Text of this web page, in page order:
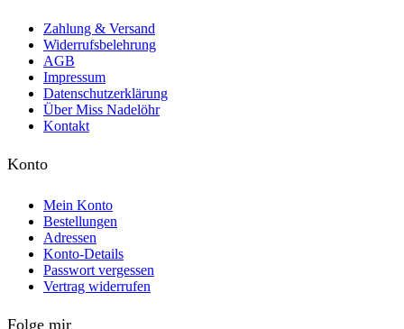
Zahlung & Versand
Widerrufsbelehrung
AGB
Impressum
Datenschutzerklärung
Über Miss Nadelöhr
Kontakt
Konto
Mein Konto
Bestellungen
Adressen
Konto-Details
Passwort vergessen
Vertrag widerrufen
Folge mir